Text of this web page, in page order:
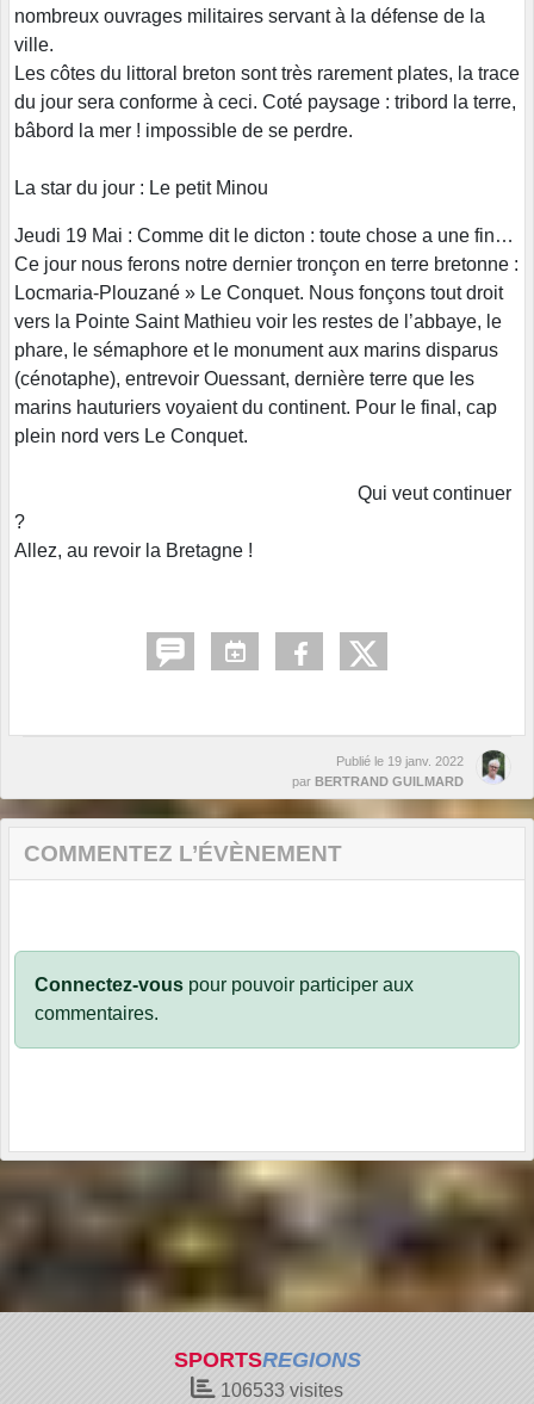
nombreux ouvrages militaires servant à la défense de la
ville.
Les côtes du littoral breton sont très rarement plates, la trace
du jour sera conforme à ceci. Coté paysage : tribord la terre,
bâbord la mer ! impossible de se perdre.
La star du jour : Le petit Minou
Jeudi 19 Mai : Comme dit le dicton : toute chose a une fin…
Ce jour nous ferons notre dernier tronçon en terre bretonne :
Locmaria-Plouzané » Le Conquet. Nous fonçons tout droit
vers la Pointe Saint Mathieu voir les restes de l’abbaye, le
phare, le sémaphore et le monument aux marins disparus
(cénotaphe), entrevoir Ouessant, dernière terre que les
marins hauturiers voyaient du continent. Pour le final, cap
plein nord vers Le Conquet.
Qui veut continuer
?
Allez, au revoir la Bretagne !
Publié le 19 janv. 2022
par BERTRAND GUILMARD
COMMENTEZ L’ÉVÈNEMENT
Connectez-vous pour pouvoir participer aux
commentaires.
SPORTSREGIONS
106533 visites